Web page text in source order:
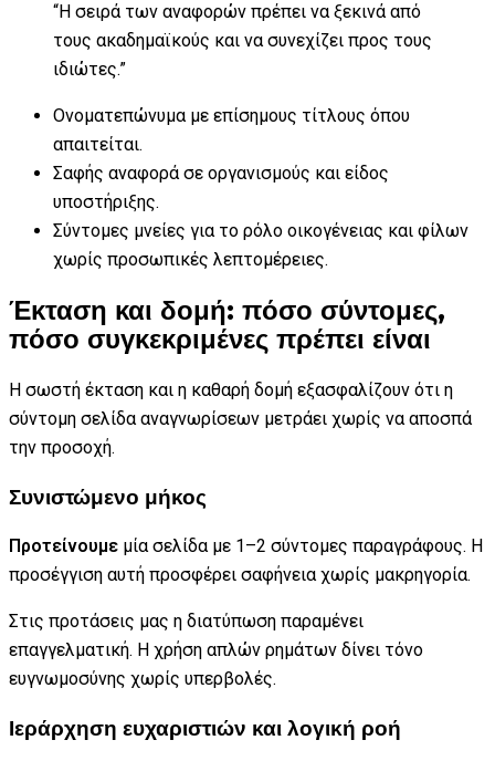
“Η σειρά των αναφορών πρέπει να ξεκινά από
τους ακαδημαϊκούς και να συνεχίζει προς τους
ιδιώτες.”
Ονοματεπώνυμα με επίσημους τίτλους όπου
απαιτείται.
Σαφής αναφορά σε οργανισμούς και είδος
υποστήριξης.
Σύντομες μνείες για το ρόλο οικογένειας και φίλων
χωρίς προσωπικές λεπτομέρειες.
Έκταση και δομή: πόσο σύντομες,
πόσο συγκεκριμένες πρέπει είναι
Η σωστή έκταση και η καθαρή δομή εξασφαλίζουν ότι η
σύντομη σελίδα αναγνωρίσεων μετράει χωρίς να αποσπά
την προσοχή.
Συνιστώμενο μήκος
Προτείνουμε μία σελίδα με 1–2 σύντομες παραγράφους. Η
προσέγγιση αυτή προσφέρει σαφήνεια χωρίς μακρηγορία.
Στις προτάσεις μας η διατύπωση παραμένει
επαγγελματική. Η χρήση απλών ρημάτων δίνει τόνο
ευγνωμοσύνης χωρίς υπερβολές.
Ιεράρχηση ευχαριστιών και λογική ροή